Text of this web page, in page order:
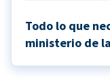
Todo lo que
ministerio de